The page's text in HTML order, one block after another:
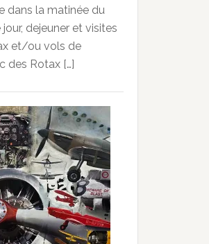
dans la matinée du
dejeuner et visites
et/ou vols de
des Rotax […]